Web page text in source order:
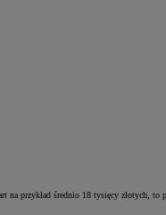
przykład średnio 18 tysięcy złotych,